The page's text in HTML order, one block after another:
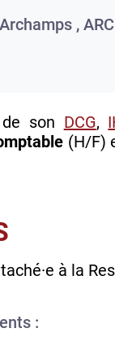
Archamps ,
son DCG,
(H/F)
à la
: